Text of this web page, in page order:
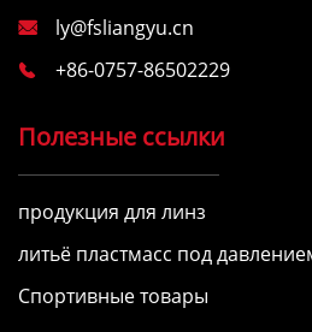
 ly@fsliangyu.cn
 +86-0757-86502229
Полезные ссылки
продукция для линз
литьё пластмасс под
Спортивные товары